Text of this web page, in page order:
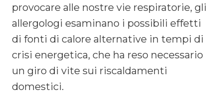
provocare alle nostre vie respiratorie, gli
allergologi esaminano i possibili effetti
di fonti di calore alternative in tempi di
crisi energetica, che ha reso necessario
un giro di vite sui riscaldamenti
domestici.